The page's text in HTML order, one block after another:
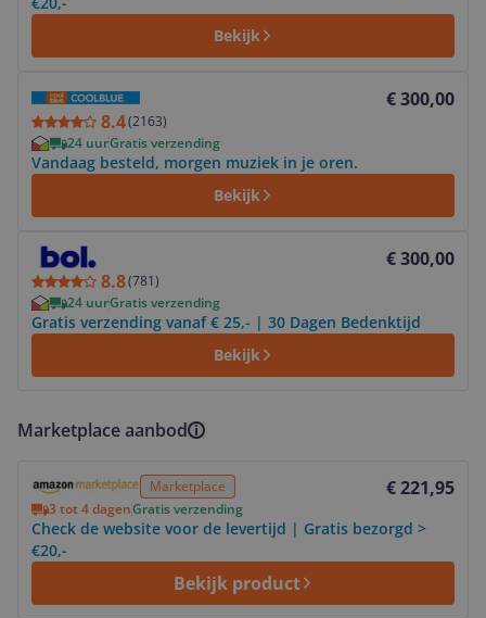
Bekijk
8.4(2163)
€ 300,00
24 uurGratis verzending
Vandaag besteld, morgen muziek in je oren.
Bekijk
8.8(781)
€ 300,00
24 uurGratis verzending
Gratis verzending vanaf € 25,- | 30 Dagen Bedenktijd
Bekijk
Bekijk product
Marketplace aanbod
Marketplace € 221,95
3 tot 4 dagenGratis verzending
Check de website voor de levertijd | Gratis bezorgd >
€20,-
Bekijk product